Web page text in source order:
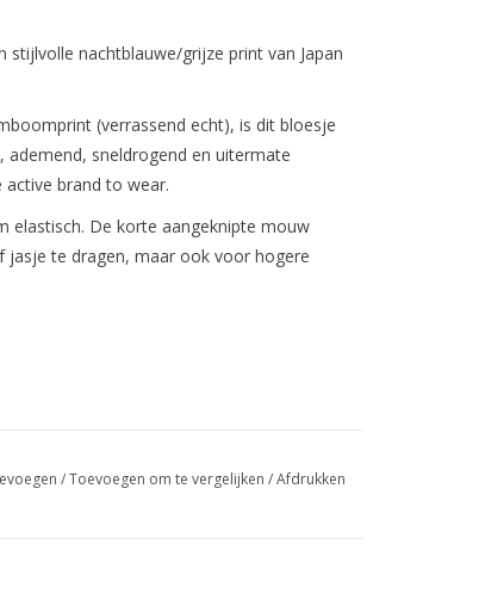
nachtblauwe/grijze print van Japan
(verrassend echt), is dit bloesje
sneldrogend en uitermate
active brand to wear.
elastisch. De korte aangeknipte mouw
te dragen, maar ook voor hogere
/Toevoegen om te vergelijken /Afdrukken